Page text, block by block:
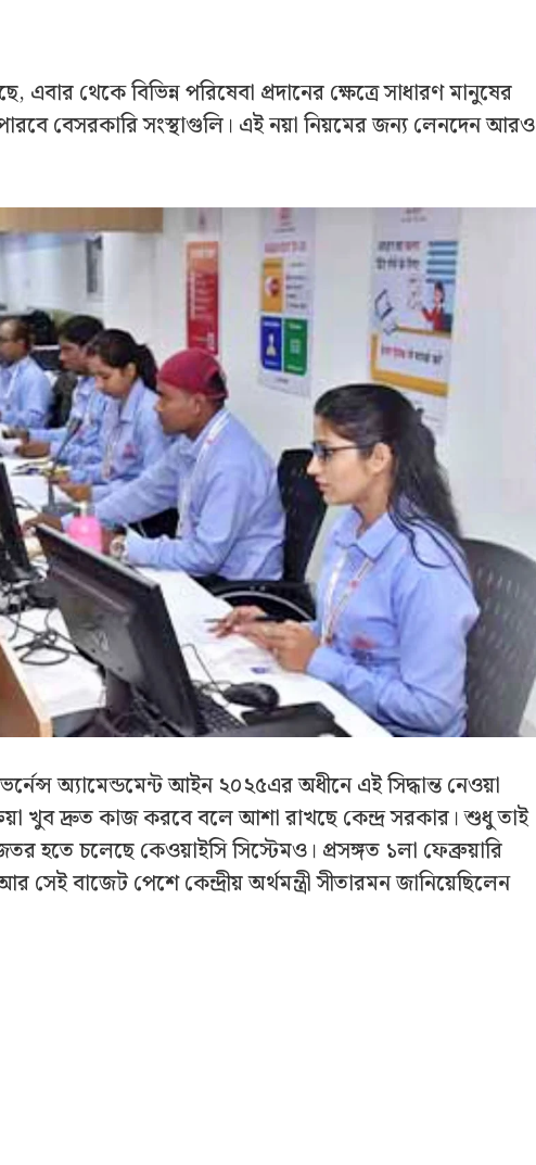
এবার থেকে বিভিন্ন পরিষেবা প্রদানের ক্ষেত্রে সাধারণ মানুষের
বেসরকারি সংস্থাগুলি। এই নয়া নিয়মের জন্য লেনদেন আর‌ও
অ্যামেন্ডমেন্ট আইন ২০২৫এর অধীনে এই সিদ্ধান্ত নেওয়া
খুব দ্রুত কাজ করবে বলে আশা রাখছে কেন্দ্র সরকার। শুধু তাই
হতে চলেছে কেওয়াইসি সিস্টেম‌ও। প্রসঙ্গত ১লা ফেব্রুয়ারি
বাজেট পেশে কেন্দ্রীয় অর্থমন্ত্রী সীতারমন জানিয়েছিলেন